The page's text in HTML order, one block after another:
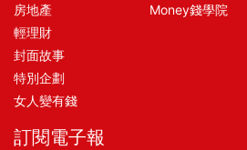
房地產
輕理財
封面故事
特別企劃
女人變有錢
Money錢學院
訂閱電子報